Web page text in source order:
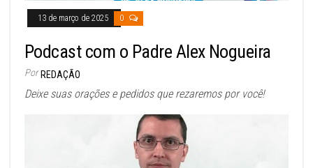
13 de março de 2025 0
Podcast com o Padre Alex Nogueira
Por REDAÇÃO
Deixe suas orações e pedidos que rezaremos por você!